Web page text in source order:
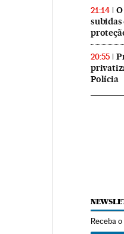
21:14
subidas
20:55
Polícia
Receba